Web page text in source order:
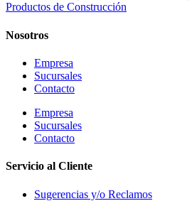
Nosotros
Empresa
Sucursales
Contacto
Empresa
Sucursales
Contacto
Servicio al Cliente
Sugerencias y/o Reclamos